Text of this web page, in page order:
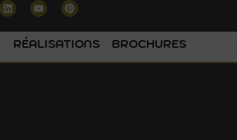
RÉALISATIONS BROCHURES